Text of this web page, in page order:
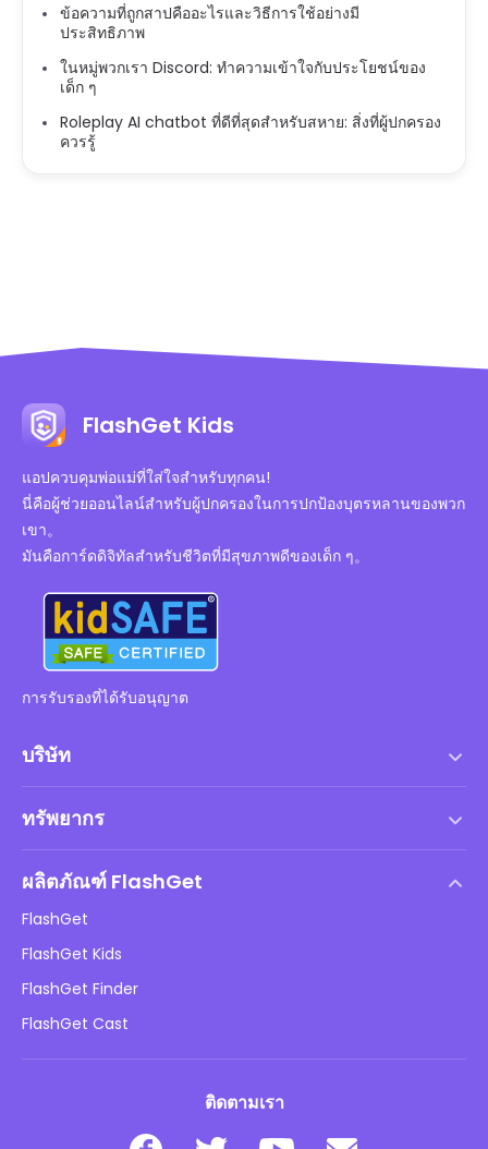
ข้อความที่ถูกสาปคืออะไรและวิธีการใช้อย่างมี
ประสิทธิภาพ
ในหมู่พวกเรา Discord: ทำความเข้าใจกับประโยชน์ของ
เด็ก ๆ
Roleplay AI chatbot ที่ดีที่สุดสำหรับสหาย: สิ่งที่ผู้ปกครอง
ควรรู้
FlashGet Kids
แอปควบคุมพ่อแม่ที่ใส่ใจสำหรับทุกคน!
นี่คือผู้ช่วยออนไลน์สำหรับผู้ปกครองในการปกป้องบุตรหลานของพวก
เขา。
มันคือการ์ดดิจิทัลสำหรับชีวิตที่มีสุขภาพดีของเด็ก ๆ。
การรับรองที่ได้รับอนุญาต
บริษัท
นโยบาย DMCA
นโยบายความเป็นส่วนตัว
นโยบายการโฆษณา
อย่าขายข้อมูลของฉัน
ทรัพยากร
ความปลอดภัยของเด็กออนไลน์
ดาวน์โหลด
ผลิตภัณฑ์ FlashGet
FlashGet
FlashGet Kids
FlashGet Finder
FlashGet Cast
ติดตามเรา